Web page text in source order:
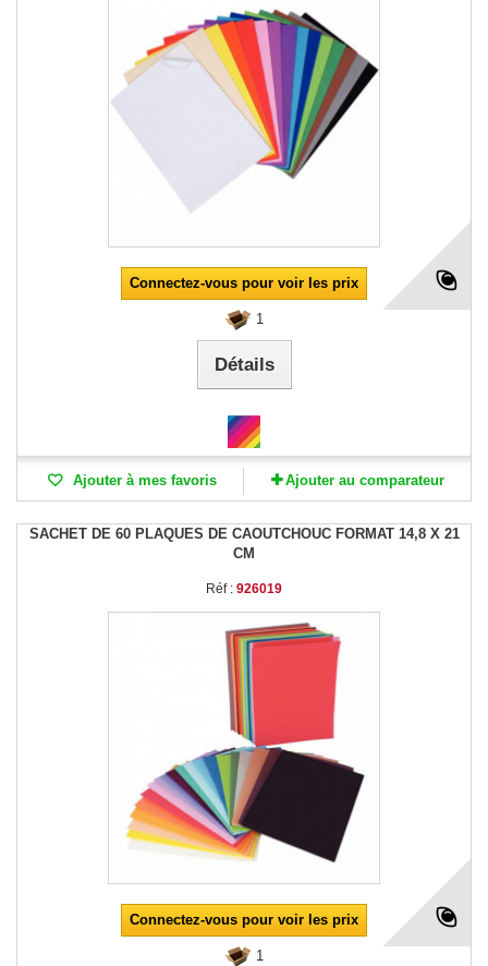
Connectez-vous pour voir les prix
1
Détails
Ajouter à mes favoris Ajouter au comparateur
SACHET DE 60 PLAQUES DE CAOUTCHOUC FORMAT 14,8 X 21
CM
Réf : 926019
Connectez-vous pour voir les prix
1